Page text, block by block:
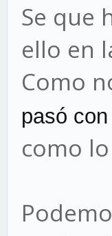
Se que
ello en
Como
pasó
como